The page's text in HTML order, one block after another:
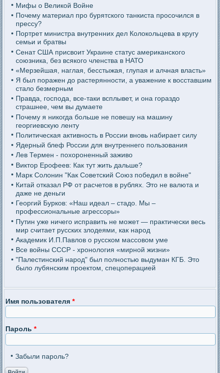
Мифы о Великой Войне
Почему материал про бурятского танкиста просочился в
прессу?
Портрет министра внутренних дел Колокольцева в кругу
семьи и братвы
Сенат США присвоит Украине статус американского
союзника, без всякого членства в НАТО
«Мерзейшая, наглая, бесстыжая, глупая и алчная власть»
Я был поражен до растерянности, а уважение к восставшим
стало безмерным
Правда, господа, все-таки всплывет, и она гораздо
страшнее, чем вы думаете
Почему я никогда больше не повешу на машину
георгиевскую ленту
Политическая активность в России вновь набирает силу
Ядерный блеф России для внутреннего пользования
Лев Термен - похороненный заживо
Виктор Ерофеев: Как тут жить дальше?
Марк Солонин "Как Советский Союз победил в войне"
Китай отказал РФ от расчетов в рублях. Это не валюта и
даже не деньги
Георгий Бурков: «Наш идеал – стадо. Мы –
профессиональные агрессоры»
Путин уже ничего исправить не может — практически весь
мир считает русских злодеями, как народ
Академик И.П.Павлов о русском массовом уме
Все войны СССР - хронология «мирной жизни»
"Палестинский народ" был полностью выдуман КГБ. Это
было лубянским проектом, спецоперацией
Имя пользователя*
Пароль*
Забыли пароль?